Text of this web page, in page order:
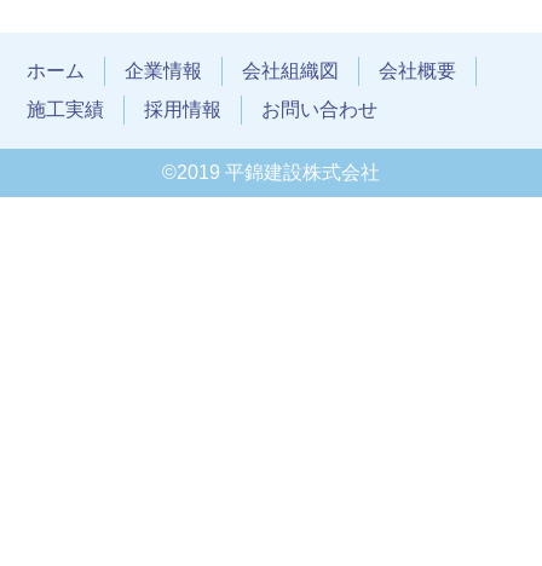
ホーム 企業情報 会社組織図
会社概要
施工実績
採用情報 お問い合わせ
©2019 平錦建設株式会社